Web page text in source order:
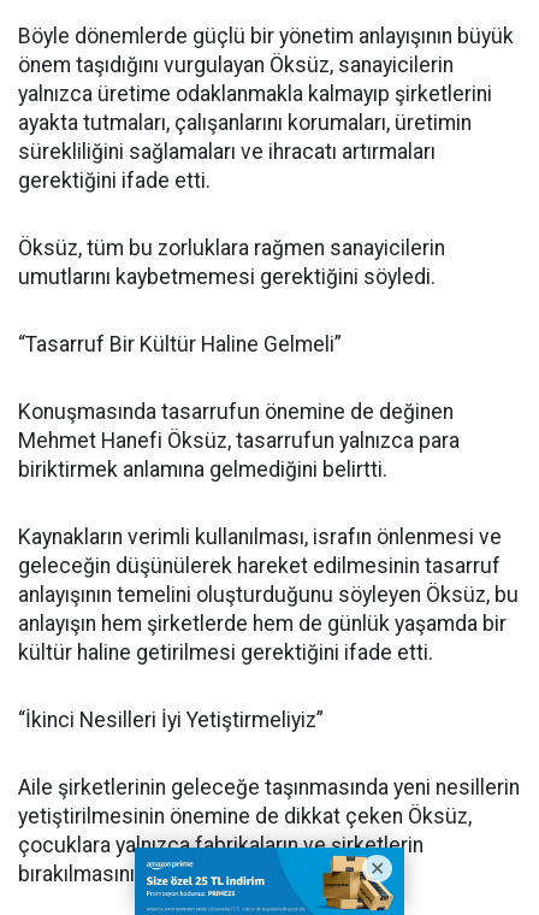
Böyle dönemlerde güçlü bir yönetim anlayışının büyük
önem taşıdığını vurgulayan Öksüz, sanayicilerin
yalnızca üretime odaklanmakla kalmayıp şirketlerini
ayakta tutmaları, çalışanlarını korumaları, üretimin
sürekliliğini sağlamaları ve ihracatı artırmaları
gerektiğini ifade etti.
Öksüz, tüm bu zorluklara rağmen sanayicilerin
umutlarını kaybetmemesi gerektiğini söyledi.
“Tasarruf Bir Kültür Haline Gelmeli”
Konuşmasında tasarrufun önemine de değinen
Mehmet Hanefi Öksüz, tasarrufun yalnızca para
biriktirmek anlamına gelmediğini belirtti.
Kaynakların verimli kullanılması, israfın önlenmesi ve
geleceğin düşünülerek hareket edilmesinin tasarruf
anlayışının temelini oluşturduğunu söyleyen Öksüz, bu
anlayışın hem şirketlerde hem de günlük yaşamda bir
kültür haline getirilmesi gerektiğini ifade etti.
“İkinci Nesilleri İyi Yetiştirmeliyiz”
Aile şirketlerinin geleceğe taşınmasında yeni nesillerin
yetiştirilmesinin önemine de dikkat çeken Öksüz,
çocuklara yalnızca fabrikaların ve şirketlerin
bırakılmasının yeterli olmadığını söyledi.